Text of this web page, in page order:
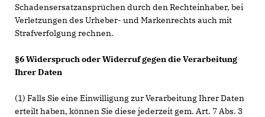
Schadensersatzansprüchen durch den Rechteinhaber, bei
Verletzungen des Urheber- und Markenrechts auch mit
Strafverfolgung rechnen.
§6 Widerspruch oder Widerruf gegen die Verarbeitung
Ihrer Daten
(1) Falls Sie eine Einwilligung zur Verarbeitung Ihrer Daten
erteilt haben, können Sie diese jederzeit gem. Art. 7 Abs. 3